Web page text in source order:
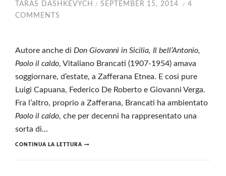
TARAS DASHKEVYCH / SEPTEMBER 15, 2014 /
4
COMMENTS
Autore anche di Don Giovanni in Sicilia, Il bell’Antonio,
Paolo il caldo, Vitaliano Brancati (1907-1954) amava
soggiornare, d’estate, a Zafferana Etnea. E così pure
Luigi Capuana, Federico De Roberto e Giovanni Verga.
Fra l’altro, proprio a Zafferana, Brancati ha ambientato
Paolo il caldo, che per decenni ha rappresentato una
sorta di...
CONTINUA LA LETTURA